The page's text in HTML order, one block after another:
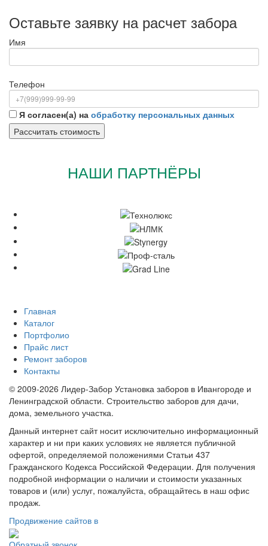
Оставьте заявку на расчет забора
Имя
Телефон
Я согласен(а) на обработку персональных данных
НАШИ ПАРТНЁРЫ
Главная
Каталог
Портфолио
Прайс лист
Ремонт заборов
Контакты
© 2009-2026 Лидер-Забор Установка заборов в Ивангороде и
Ленинградской области. Строительство заборов для дачи,
дома, земельного участка.
Данный интернет сайт носит исключительно информационный
характер и ни при каких условиях не является публичной
офертой, определяемой положениями Статьи 437
Гражданского Кодекса Российской Федерации. Для получения
подробной информации о наличии и стоимости указанных
товаров и (или) услуг, пожалуйста, обращайтесь в наш офис
продаж.
Продвижение сайтов в